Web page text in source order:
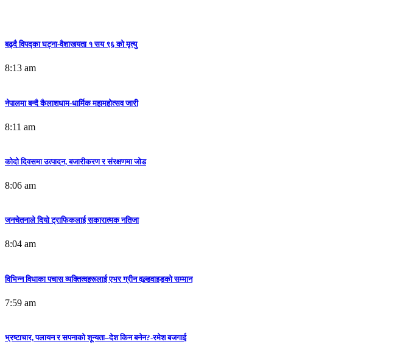
बढ्दै विपद्का घट्ना-वैशाखयता १ सय ९६ को मृत्यु
8:13 am
नेपालमा बन्दै कैलाशधाम-धार्मिक महामहोत्सव जारी
8:11 am
कोदो दिवसमा उत्पादन, बजारीकरण र संरक्षणमा जोड
8:06 am
जनचेतनाले दियो ट्राफिकलाई सकारात्मक नतिजा
8:04 am
विभिन्न विधाका पचास व्यक्तित्वहरूलाई एभर ग्रीन वल्र्डवाइडको सम्मान
7:59 am
भ्रष्टाचार, पलायन र सपनाको शून्यता–देश किन बनेन?-रमेश बजगाई